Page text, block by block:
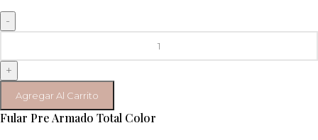
-
+
Agregar Al Carrito
Fular Pre Armado Total Color